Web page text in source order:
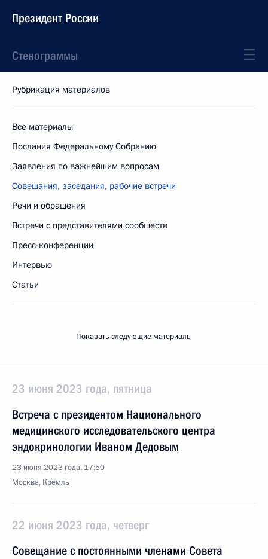
Президент России
Стенограммы
Рубрикация материалов
Все материалы
Послания Федеральному Собранию
Заявления по важнейшим вопросам
Совещания, заседания, рабочие встречи
Речи и обращения
Встречи с представителями сообществ
Пресс-конференции
Интервью
Статьи
Показать следующие материалы
23 июня 2023 года, пятница
Встреча с президентом Национального
медицинского исследовательского центра
эндокринологии Иваном Дедовым
23 июня 2023 года, 17:50
Москва, Кремль
22 июня 2023 года, четверг
Совещание с постоянными членами Совета